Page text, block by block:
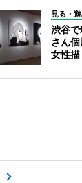
見る・
渋谷
さん
女性描